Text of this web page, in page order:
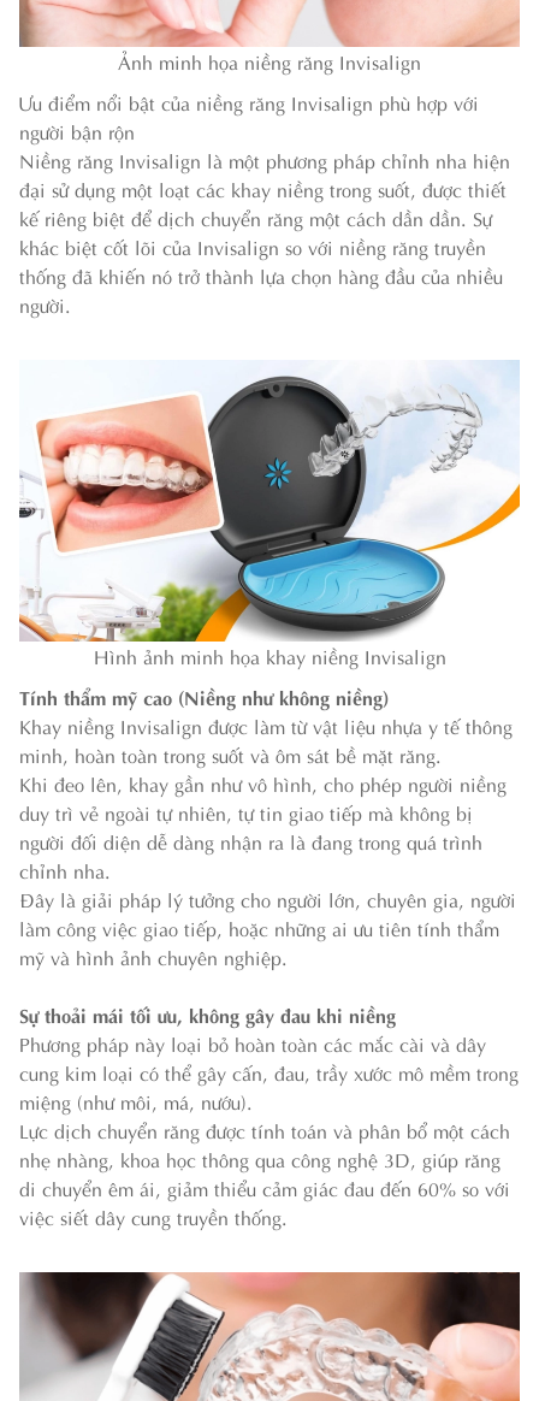
Ảnh minh họa niềng răng Invisalign
Ưu điểm nổi bật của niềng răng Invisalign phù hợp với
người bận rộn
Niềng răng Invisalign là một phương pháp chỉnh nha hiện
đại sử dụng một loạt các khay niềng trong suốt, được thiết
kế riêng biệt để dịch chuyển răng một cách dần dần. Sự
khác biệt cốt lõi của Invisalign so với niềng răng truyền
thống đã khiến nó trở thành lựa chọn hàng đầu của nhiều
người.
Hình ảnh minh họa khay niềng Invisalign
Tính thẩm mỹ cao (Niềng như không niềng)
Khay niềng Invisalign được làm từ vật liệu nhựa y tế thông
minh, hoàn toàn trong suốt và ôm sát bề mặt răng.
Khi đeo lên, khay gần như vô hình, cho phép người niềng
duy trì vẻ ngoài tự nhiên, tự tin giao tiếp mà không bị
người đối diện dễ dàng nhận ra là đang trong quá trình
chỉnh nha.
Đây là giải pháp lý tưởng cho người lớn, chuyên gia, người
làm công việc giao tiếp, hoặc những ai ưu tiên tính thẩm
mỹ và hình ảnh chuyên nghiệp.
Sự thoải mái tối ưu, không gây đau khi niềng
Phương pháp này loại bỏ hoàn toàn các mắc cài và dây
cung kim loại có thể gây cấn, đau, trầy xước mô mềm trong
miệng (như môi, má, nướu).
Lực dịch chuyển răng được tính toán và phân bổ một cách
nhẹ nhàng, khoa học thông qua công nghệ 3D, giúp răng
di chuyển êm ái, giảm thiểu cảm giác đau đến 60% so với
việc siết dây cung truyền thống.